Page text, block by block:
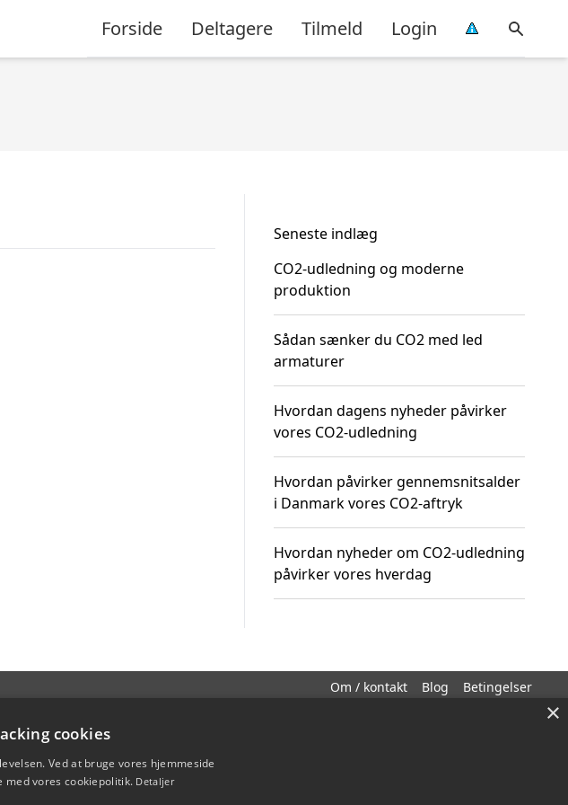
Forside Deltagere Tilmeld Login
Seneste indlæg
CO2-udledning og moderne
produktion
Sådan sænker du CO2 med led
armaturer
Hvordan dagens nyheder påvirker
vores CO2-udledning
Hvordan påvirker gennemsnitsalder
i Danmark vores CO2-aftryk
Hvordan nyheder om CO2-udledning
påvirker vores hverdag
Om / kontakt Blog Betingelser
×
cookies
Ved at bruge vores hjemmeside
med vores cookiepolitik. Detaljer